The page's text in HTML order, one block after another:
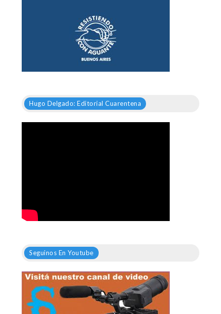
Hugo Delgado: Editorial Cuarentena
Seguinos En Youtube